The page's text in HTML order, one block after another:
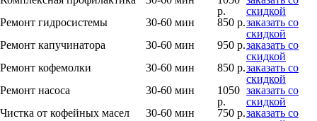
р.
скидкой
Ремонт гидросистемы
30-60 мин 850 р.заказать со
скидкой
Ремонт капучинатора
30-60 мин 950 р.заказать со
скидкой
Ремонт кофемолки
30-60 мин 850 р.заказать со
скидкой
Ремонт насоса
30-60 мин
1050
р.
заказать со
скидкой
Чистка от кофейных масел
30-60 мин 750 р.заказать со